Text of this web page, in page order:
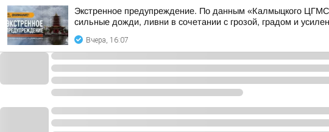
Экстренное предупреждение. По данным «Калмыцкого
сильные дожди, ливни в сочетании с грозой, градом и
Вчера, 16:07